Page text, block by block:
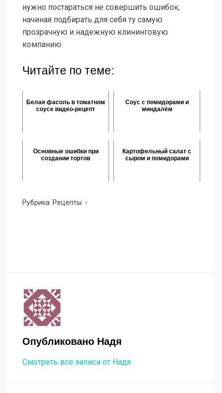
нужно постараться не совершить ошибок,
начиная подбирать для себя ту самую
прозрачную и надежную клининговую
компанию.
Читайте по теме:
Белая фасоль в томатном
соусе видео-рецепт
Соус с помидорами и
миндалём
Основные ошибки при
создании тортов
Картофельный салат с
сыром и помидорами
Рубрика: Рецепты
Опубликовано Надя
Смотреть все записи от Надя